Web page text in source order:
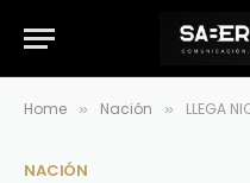
Home » Nación » LLEGA NICOLÁS
NACIÓN